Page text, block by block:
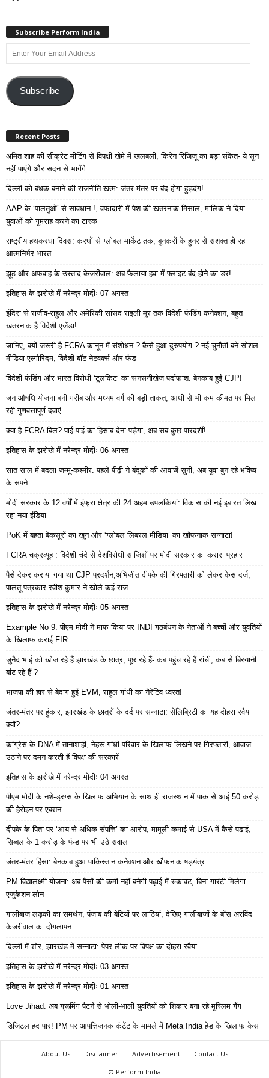
Subscribe Perform India
Enter
Your
Email
AddressSubscribe
Recent Posts
अमित शाह की सीक्रेट मीटिंग से विपक्षी खेमे में खलबली, किरेन रिजिजू का बड़ा संकेत- ये सुन
नहीं पाएंगे और सदन से भागेंगे
दिल्ली को बंधक बनाने की राजनीति खत्म: जंतर-मंतर पर बंद होगा हुड़दंग!
AAP के ‘पालतुओं’ से सावधान !, वफादारी में पेश की खतरनाक मिसाल, मालिक ने दिया
युवाओं को गुमराह करने का टास्क
राष्ट्रीय हथकरघा दिवस: करघों से ग्लोबल मार्केट तक, बुनकरों के हुनर से सशक्त हो रहा
आत्मनिर्भर भारत
झूठ और अफवाह के उस्ताद केजरीवाल: अब फैलाया हवा में फ्लाइट बंद होने का डर!
इतिहास के झरोखे में नरेन्द्र मोदीः 07 अगस्त
इंदिरा से राजीव-राहुल और अमेरिकी सांसद राइली मूर तक विदेशी फंडिंग कनेक्शन, बहुत
खतरनाक है विदेशी एजेंडा!
जानिए, क्यों जरूरी है FCRA कानून में संशोधन ? कैसे हुआ दुरुपयोग ? नई चुनौती बने सोशल
मीडिया एल्गोरिदम, विदेशी बॉट नेटवर्क्स और फंड
विदेशी फंडिंग और भारत विरोधी ‘टूलकिट’ का सनसनीखेज पर्दाफाश: बेनकाब हुई CJP!
जन औषधि योजना बनी गरीब और मध्यम वर्ग की बड़ी ताकत, आधी से भी कम कीमत पर मिल
रही गुणवत्तापूर्ण दवाएं
क्या है FCRA बिल? पाई-पाई का हिसाब देना पड़ेगा, अब सब कुछ पारदर्शी!
इतिहास के झरोखे में नरेन्द्र मोदीः 06 अगस्त
सात साल में बदला जम्मू-कश्मीर: पहले पीढ़ी ने बंदूकों की आवाजें सुनी, अब युवा बुन रहे भविष्य
के सपने
मोदी सरकार के 12 वर्षों में इंफ्रा क्षेत्र की 24 अहम उपलब्धियां: विकास की नई इबारत लिख
रहा नया इंडिया
PoK में बहता बेकसूरों का खून और ‘ग्लोबल लिबरल मीडिया’ का खौफनाक सन्नाटा!
FCRA चक्रव्यूह : विदेशी चंदे से देशविरोधी साजिशों पर मोदी सरकार का करारा प्रहार
पैसे देकर कराया गया था CJP प्रदर्शन,अभिजीत दीपके की गिरफ्तारी को लेकर केस दर्ज,
पालतू पत्रकार रवीश कुमार ने खोले कई राज
इतिहास के झरोखे में नरेन्द्र मोदीः 05 अगस्त
Example No 9: पीएम मोदी ने माफ किया पर INDI गठबंधन के नेताओं ने बच्चों और युवतियों
के खिलाफ कराई FIR
जुनैद भाई को खोज रहे हैं झारखंड के छात्र, पूछ रहे हैं- कब पहुंच रहे हैं रांची, कब से बिरयानी
बांट रहे हैं ?
भाजपा की हार से बेदाग हुई EVM, राहुल गांधी का नैरेटिव ध्वस्त!
जंतर-मंतर पर हुंकार, झारखंड के छात्रों के दर्द पर सन्नाटा: सेलिब्रिटी का यह दोहरा रवैया
क्यों?
कांग्रेस के DNA में तानाशाही, नेहरू-गांधी परिवार के खिलाफ लिखने पर गिरफ्तारी, आवाज
उठाने पर दमन करती हैं विपक्ष की सरकारें
इतिहास के झरोखे में नरेन्द्र मोदीः 04 अगस्त
पीएम मोदी के नशे-ड्रग्स के खिलाफ अभियान के साथ ही राजस्थान में पाक से आई 50 करोड़
की हेरोइन पर एक्शन
दीपके के पिता पर ‘आय से अधिक संपत्ति’ का आरोप, मामूली कमाई से USA में कैसे पढ़ाई,
सिब्बल के 1 करोड़ के फंड पर भी उठे सवाल
जंतर-मंतर हिंसा: बेनकाब हुआ पाकिस्तान कनेक्शन और खौफनाक षड्यंत्र
PM विद्यालक्ष्मी योजना: अब पैसों की कमी नहीं बनेगी पढ़ाई में रुकावट, बिना गारंटी मिलेगा
एजुकेशन लोन
गालीबाज लड़की का समर्थन, पंजाब की बेटियों पर लाठियां, देखिए गालीबाजों के बॉस अरविंद
केजरीवाल का दोगलापन
दिल्ली में शोर, झारखंड में सन्नाटा: पेपर लीक पर विपक्ष का दोहरा रवैया
इतिहास के झरोखे में नरेन्द्र मोदीः 03 अगस्त
इतिहास के झरोखे में नरेन्द्र मोदीः 01 अगस्त
Love Jihad: अब ग्रूमिंग पैटर्न से भोली-भाली युवतियों को शिकार बना रहे मुस्लिम गैंग
डिजिटल हद पार! PM पर आपत्तिजनक कंटेंट के मामले में Meta India हेड के खिलाफ केस
About Us Disclaimer Advertisement
Contact Us
© Perform India